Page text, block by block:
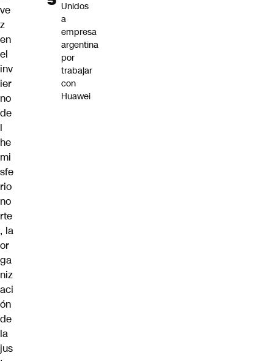
ve
z
en
el
inv
ier
no
de
l
he
mi
sfe
rio
no
rte
, la
or
ga
niz
aci
ón
de
la
jus
Unidos
a
empresa
argentina
por
trabajar
con
Huawei